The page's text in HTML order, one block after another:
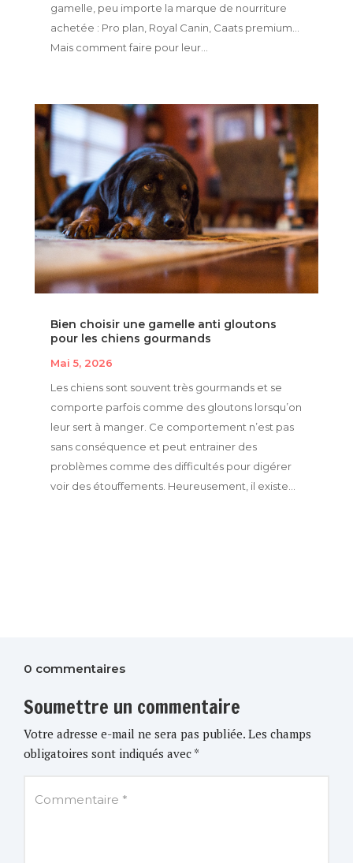
gamelle, peu importe la marque de nourriture
achetée : Pro plan, Royal Canin, Caats premium…
Mais comment faire pour leur...
Bien choisir une gamelle anti gloutons
pour les chiens gourmands
Mai 5, 2026
Les chiens sont souvent très gourmands et se
comporte parfois comme des gloutons lorsqu’on
leur sert à manger. Ce comportement n’est pas
sans conséquence et peut entrainer des
problèmes comme des difficultés pour digérer
voir des étouffements. Heureusement, il existe...
0 commentaires
Soumettre un commentaire
Votre adresse e-mail ne sera pas publiée. Les champs
obligatoires sont indiqués avec *